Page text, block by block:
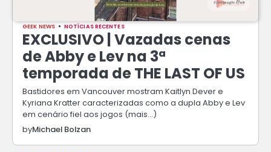
GEEK NEWS NOTÍCIAS RECENTES
EXCLUSIVO | Vazadas cenas
de Abby e Lev na 3ª
temporada de THE LAST OF US
Bastidores em Vancouver mostram Kaitlyn Dever e
Kyriana Kratter caracterizadas como a dupla Abby e Lev
em cenário fiel aos jogos (mais…)
byMichael Bolzan